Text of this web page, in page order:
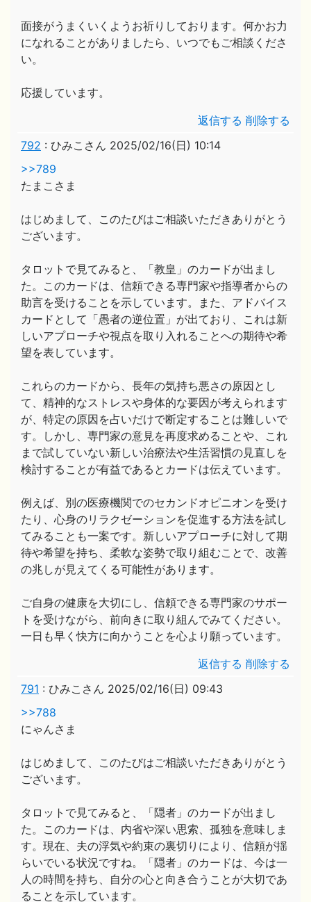
面接がうまくいくようお祈りしております。何かお力
になれることがありましたら、いつでもご相談くださ
い。
応援しています。
返信する 削除する
792 : ひみこさん 2025/02/16(日) 10:14
>>789
たまこさま
はじめまして、このたびはご相談いただきありがとう
ございます。
タロットで見てみると、「教皇」のカードが出まし
た。このカードは、信頼できる専門家や指導者からの
助言を受けることを示しています。また、アドバイス
カードとして「愚者の逆位置」が出ており、これは新
しいアプローチや視点を取り入れることへの期待や希
望を表しています。
これらのカードから、長年の気持ち悪さの原因とし
て、精神的なストレスや身体的な要因が考えられます
が、特定の原因を占いだけで断定することは難しいで
す。しかし、専門家の意見を再度求めることや、これ
まで試していない新しい治療法や生活習慣の見直しを
検討することが有益であるとカードは伝えています。
例えば、別の医療機関でのセカンドオピニオンを受け
たり、心身のリラクゼーションを促進する方法を試し
てみることも一案です。新しいアプローチに対して期
待や希望を持ち、柔軟な姿勢で取り組むことで、改善
の兆しが見えてくる可能性があります。
ご自身の健康を大切にし、信頼できる専門家のサポー
トを受けながら、前向きに取り組んでみてください。
一日も早く快方に向かうことを心より願っています。
返信する 削除する
791 : ひみこさん 2025/02/16(日) 09:43
>>788
にゃんさま
はじめまして、このたびはご相談いただきありがとう
ございます。
タロットで見てみると、「隠者」のカードが出まし
た。このカードは、内省や深い思索、孤独を意味しま
す。現在、夫の浮気や約束の裏切りにより、信頼が揺
らいでいる状況ですね。「隠者」のカードは、今は一
人の時間を持ち、自分の心と向き合うことが大切であ
ることを示しています。